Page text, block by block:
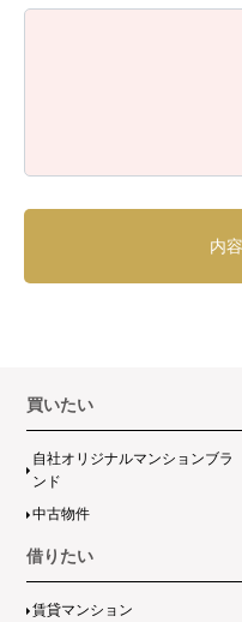
買いたい
自社オリジナルマンションブラ
ンド
中古物件
借りたい
賃貸マンション